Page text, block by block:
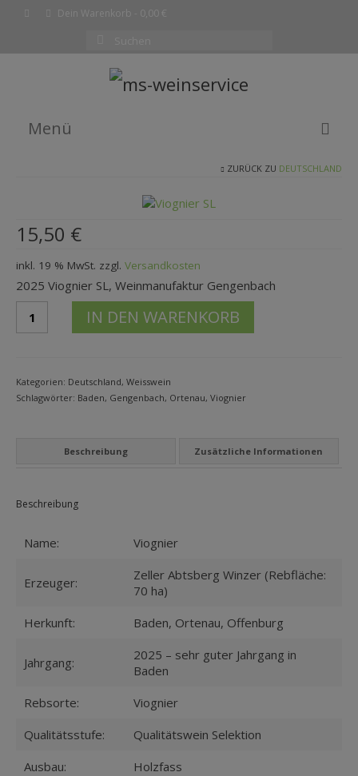
Dein Warenkorb 0,00 €
nach:
Menü
SHOP
KOMPLETTE WEINLISTE
WARENKORB
KASSE
Datenschutzbelehrung
Zahlungsarten
KONTAKT
ZUR PERSON
PHILOSOPHIE
ZURÜCK ZU DEUTSCHLAND
15,50 €
inkl. 19 % MwSt. zzgl. Versandkosten
2025 Viognier SL, Weinmanufaktur Gengenbach
Viognier
IN DEN WARENKORB
Kategorien: Deutschland, Weisswein
Schlagwörter: Baden, Gengenbach, Ortenau, Viognier
Beschreibung Zusätzliche Informationen
Beschreibung
Name: Viognier
Erzeuger:
Zeller Abtsberg Winzer (Rebfläche:
70 ha)
Herkunft:
Baden, Ortenau, Offenburg
Jahrgang:
2025 – sehr guter Jahrgang in
Baden
Rebsorte:
Viognier
Qualitätsstufe:
Qualitätswein Selektion
Ausbau:
Holzfass